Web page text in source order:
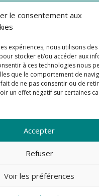
le consentement aux
expériences, nous utilisons
stocker et/ou accéder aux
à ces technologies nous
que le comportement de
de ne pas consentir ou de
un effet négatif sur certaines
Accepter
Refuser
Voir les préférences
Vous. Tous droits